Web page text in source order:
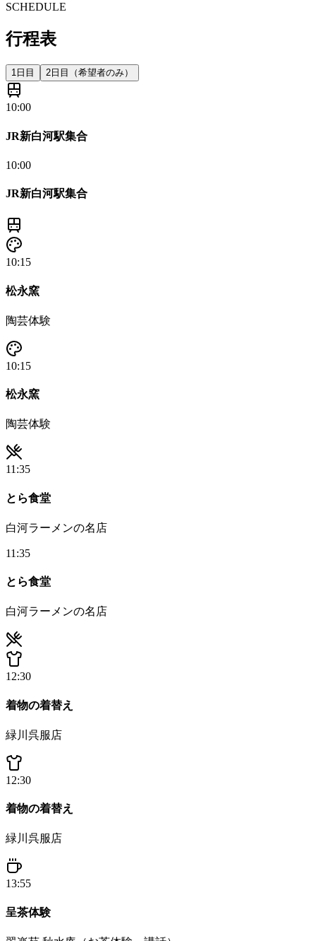
SCHEDULE
行程表
1日目 2日目（希望者のみ）
10:00
JR新白河駅集合
10:00
JR新白河駅集合
10:15
松永窯
陶芸体験
10:15
松永窯
陶芸体験
11:35
とら食堂
白河ラーメンの名店
11:35
とら食堂
白河ラーメンの名店
12:30
着物の着替え
緑川呉服店
12:30
着物の着替え
緑川呉服店
13:55
呈茶体験